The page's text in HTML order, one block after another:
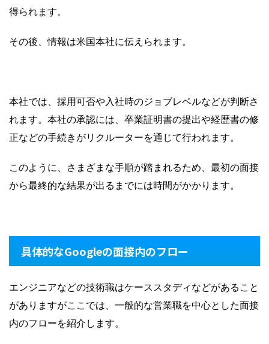
得られます。
その後、情報は米国本社に伝えられます。
本社では、採用可否や入社時のジョブレベルなどが判断さ
れます。本社の承認には、卒業証明書の提出や経歴書の修
正などの手続きがリクルーターを通じて行われます。
このように、さまざまな手順が踏まれるため、最初の面接
から最終的な結果が出るまでには時間がかかります。
具体的なGoogleの面接内のフロー
エンジニアなどの技術職はケーススタディなどがあること
がありますがここでは、一般的な営業職を中心とした面接
内のフローを紹介します。